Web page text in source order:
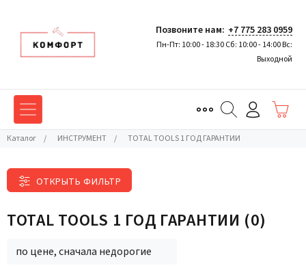
Позвоните нам: +7 775 283 0959
Пн-Пт: 10:00 - 18:30 Сб: 10:00 - 14:00 Вс:
Выходной
Каталог / ИНСТРУМЕНТ / TOTAL TOOLS 1 ГОД ГАРАНТИИ
ОТКРЫТЬ ФИЛЬТР
TOTAL TOOLS 1 ГОД ГАРАНТИИ (0)
по цене, сначала недорогие